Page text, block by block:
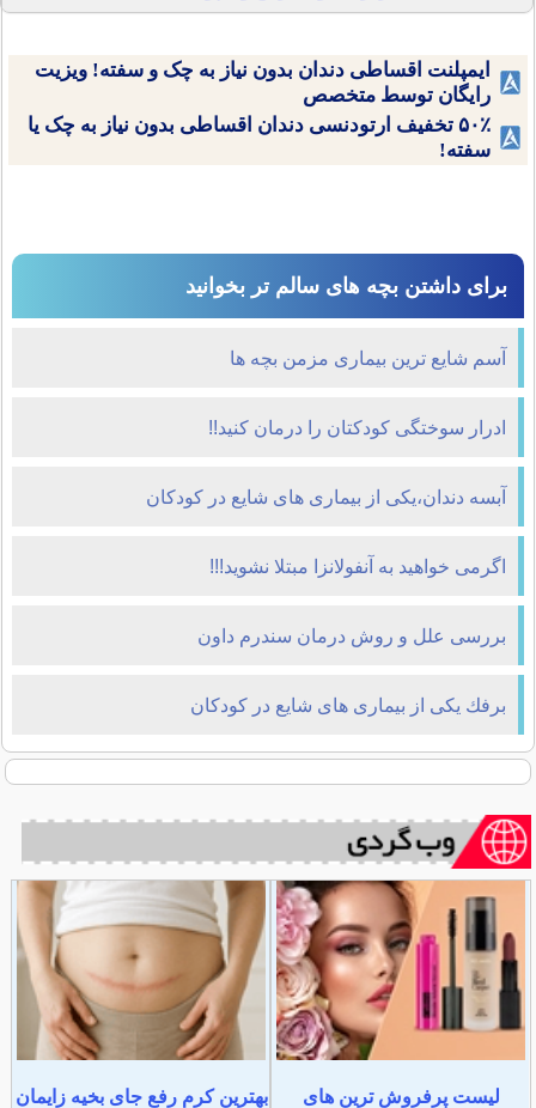
ایمپلنت اقساطی دندان بدون نیاز به چک و سفته! ویزیت
رایگان توسط متخصص
۵۰٪ تخفیف ارتودنسی دندان اقساطی بدون نیاز به چک یا
سفته!
برای داشتن بچه های سالم تر بخوانید
آسم شایع ترین بیماری مزمن بچه ها
ادرار سوختگی کودکتان را درمان کنید!!
آبسه دندان،یکی از بیماری های شایع در کودکان
اگرمی خواهید به آنفولانزا مبتلا نشوید!!!
بررسی علل و روش درمان سندرم داون
برفك یکی از بیماری های شایع در کودکان
لیست پرفروش ترین های
بهترین کرم رفع جای بخیه زایمان